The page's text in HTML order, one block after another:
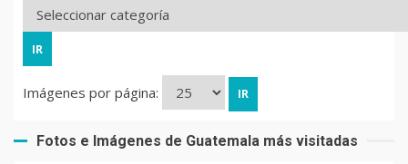
Imágenes por página:
Fotos e Imágenes de Guatemala más visitadas